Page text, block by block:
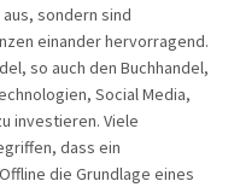
sondern sind
einander hervorragend.
so auch den Buchhandel,
Social Media,
investieren. Viele
dass ein
die Grundlage eines